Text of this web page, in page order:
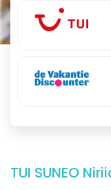
TUI SUNEO